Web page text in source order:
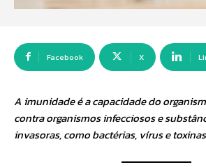
Facebook X
A imunidade é a capacidade do
contra organismos infecciosos e
invasoras, como bactérias, vírus e toxinas